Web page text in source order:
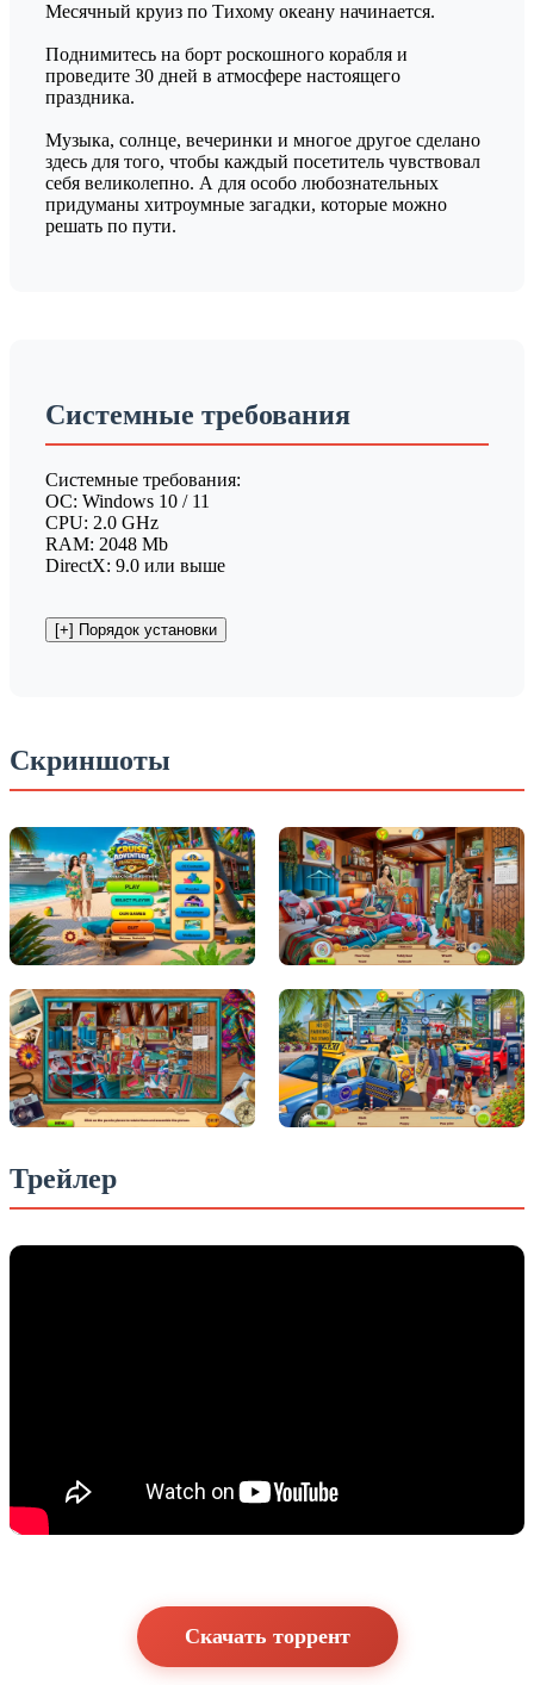
Месячный круиз по Тихому океану начинается.
Поднимитесь на борт роскошного корабля и
проведите 30 дней в атмосфере настоящего
праздника.
Музыка, солнце, вечеринки и многое другое сделано
здесь для того, чтобы каждый посетитель чувствовал
себя великолепно. А для особо любознательных
придуманы хитроумные загадки, которые можно
решать по пути.
Системные требования
Системные требования:
ОС: Windows 10 / 11
CPU: 2.0 GHz
RAM: 2048 Mb
DirectX: 9.0 или выше
Скриншоты
Трейлер
Скачать торрент